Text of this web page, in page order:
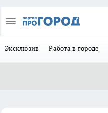
Эксклюзив Работа в городе